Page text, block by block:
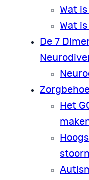
Wat
Wat
De 7
Het